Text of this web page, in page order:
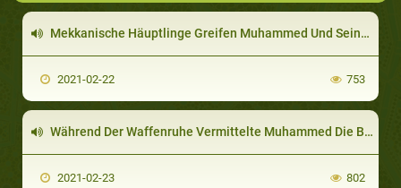
Mekkanische Häuptlinge Greifen Muhammed Und Seine Anhänger In Der Schlacht Von Uhud An
2021-02-22 753
Während Der Waffenruhe Vermittelte Muhammed Die Botschaft Gottes In- Und Außerhalb Von Arabien
2021-02-23 802